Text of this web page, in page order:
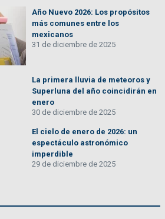
Año Nuevo 2026: Los propósitos
más comunes entre los
mexicanos
31 de diciembre de 2025
La primera lluvia de meteoros y
Superluna del año coincidirán en
enero
30 de diciembre de 2025
El cielo de enero de 2026: un
espectáculo astronómico
imperdible
29 de diciembre de 2025